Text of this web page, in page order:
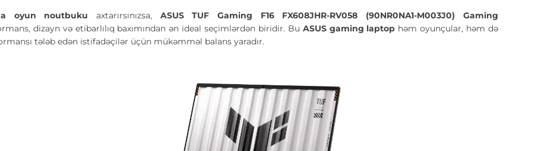
oyun noutbuku axtarırsınızsa, ASUS TUF Gaming F16 FX608JHR-RV058 (90NR0NA1-M003J0) Gaming
dizayn və etibarlılıq baxımından ən ideal seçimlərdən biridir. Bu ASUS gaming laptop həm oyunçular, həm də
tələb edən istifadəçilər üçün mükəmməl balans yaradır.